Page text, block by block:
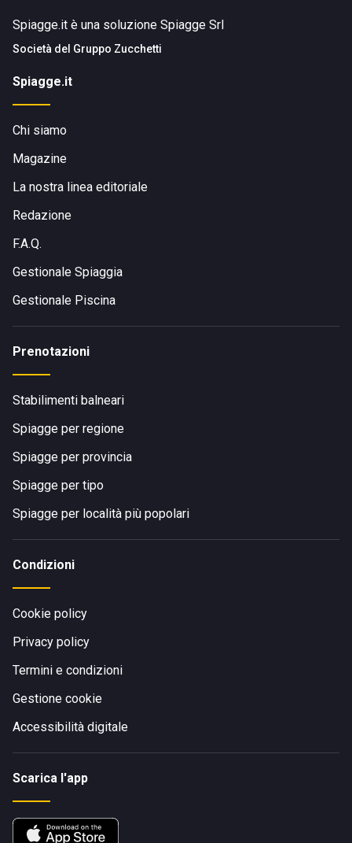
Spiagge.it è una soluzione Spiagge Srl
Società del Gruppo Zucchetti
Spiagge.it
Chi siamo
Magazine
La nostra linea editoriale
Redazione
F.A.Q.
Gestionale Spiaggia
Gestionale Piscina
Prenotazioni
Stabilimenti balneari
Spiagge per regione
Spiagge per provincia
Spiagge per tipo
Spiagge per località più popolari
Condizioni
Cookie policy
Privacy policy
Termini e condizioni
Gestione cookie
Accessibilità digitale
Scarica l'app